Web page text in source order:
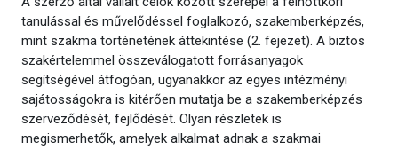
tanulással és művelődéssel foglalkozó, szakemberképzés,
mint szakma történetének áttekintése (2. fejezet). A biztos
szakértelemmel összeválogatott forrásanyagok
segítségével átfogóan, ugyanakkor az egyes intézményi
sajátosságokra is kitérően mutatja be a szakemberképzés
szerveződését, fejlődését. Olyan részletek is
megismerhetők, amelyek alkalmat adnak a szakmai